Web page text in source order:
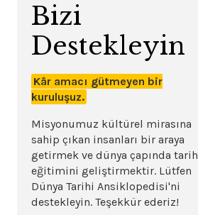
Bizi
Destekleyin
Kâr amacı gütmeyen bir
kuruluşuz.
Misyonumuz kültürel mirasına
sahip çıkan insanları bir araya
getirmek ve dünya çapında tarih
eğitimini geliştirmektir. Lütfen
Dünya Tarihi Ansiklopedisi'ni
destekleyin. Teşekkür ederiz!